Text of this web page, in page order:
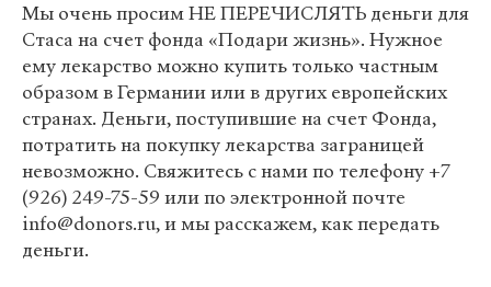
Мы очень просим НЕ ПЕРЕЧИСЛЯТЬ деньги для
Стаса на счет фонда «Подари жизнь». Нужное
ему лекарство можно купить только частным
образом в Германии или в других европейских
странах. Деньги, поступившие на счет Фонда,
потратить на покупку лекарства заграницей
невозможно. Свяжитесь с нами по телефону +7
(926) 249-75-59 или по электронной почте
info@donors.ru, и мы расскажем, как передать
деньги.